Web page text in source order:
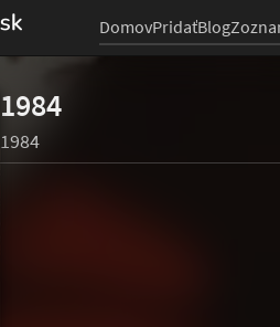
DomovPridaťBlog
1984
1984